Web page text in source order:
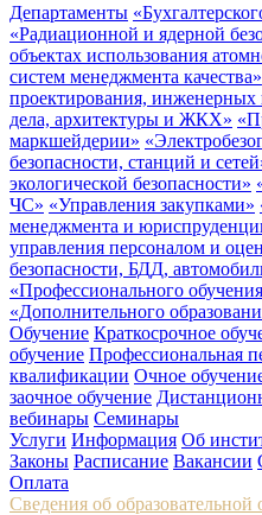
Департаменты
«Радиационной и ядерной
объектах использования
систем менеджмента качества»
проектирования, инженерных
дела, архитектуры и ЖКХ»
маркшейдерии»
безопасности, станций и
экологической безопасности»
ЧС» «Управления закупками»
менеджмента и
управления персоналом и
безопасности, БДД,
«Профессионального
«Дополнительного
Обучение Краткосрочное
обучение Профессиональная
квалификации Очное
заочное обучение
вебинары Семинары
Услуги Информация Об
Законы Расписание Вакансии
Оплата
Сведения об образовательной